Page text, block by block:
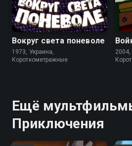
6.1 6.4
Вокруг света поневоле
1973, Украина,
Короткометражные
2004,
Ещё
Приключения